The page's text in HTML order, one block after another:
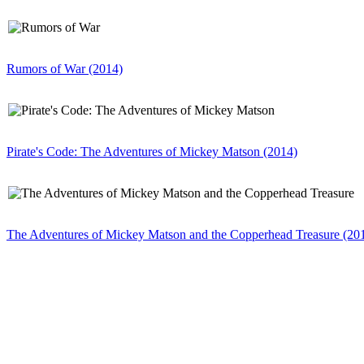
Rumors of War (2014)
Pirate's Code: The Adventures of Mickey Matson (2014)
The Adventures of Mickey Matson and the Copperhead Treasure